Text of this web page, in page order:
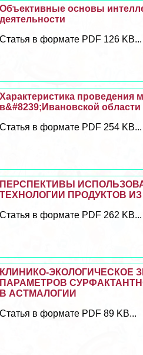
Объективные основы
деятельности
Статья в формате PDF 126 KB...
Хаpaктеристика проведения
в&#8239;Ивановской
Статья в формате PDF 254 KB...
ПЕРСПЕКТИВЫ
ТЕХНОЛОГИИ ПРОДУКТОВ
Статья в формате PDF 262 KB...
КЛИНИКО-ЭКОЛОГИЧЕСКОЕ
ПАРАМЕТРОВ
В АСТМАЛОГИИ
Статья в формате PDF 89 KB...